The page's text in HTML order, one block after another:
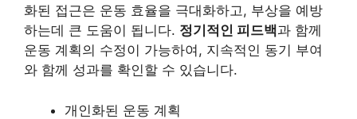
화된 접근은 운동 효율을 극대화하고, 부상을 예방
하는데 큰 도움이 됩니다. 정기적인 피드백과 함께
운동 계획의 수정이 가능하여, 지속적인 동기 부여
와 함께 성과를 확인할 수 있습니다.
개인화된 운동 계획